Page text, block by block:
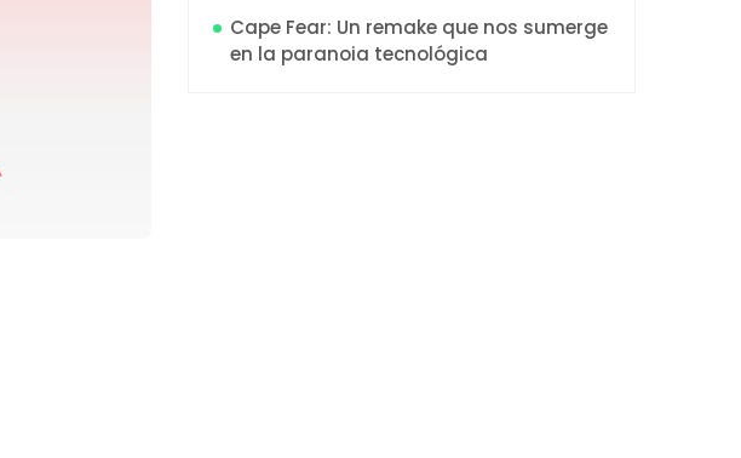
Cape Fear: Un remake que nos sumerge
en la paranoia tecnológica